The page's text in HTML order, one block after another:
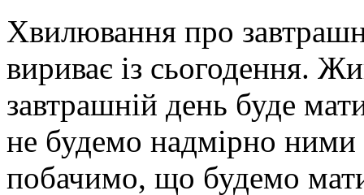
Хвилювання про
вириває із сьогодення.
завтрашній день буде
не будемо надмірно ними
побачимо, що будемо